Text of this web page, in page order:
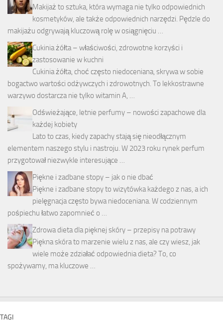
Makijaż to sztuka, która wymaga nie tylko odpowiednich
kosmetyków, ale także odpowiednich narzędzi. Pędzle do
makijażu odgrywają kluczową rolę w osiągnięciu …
Cukinia żółta – właściwości, zdrowotne korzyści i
zastosowanie w kuchni
Cukinia żółta, choć często niedoceniana, skrywa w sobie
bogactwo wartości odżywczych i zdrowotnych. To lekkostrawne
warzywo dostarcza nie tylko witamin A, …
Odświeżające, letnie perfumy – nowości zapachowe dla
każdej kobiety
Lato to czas, kiedy zapachy stają się nieodłącznym
elementem naszego stylu i nastroju. W 2023 roku rynek perfum
przygotował niezwykle interesujące …
Piękne i zadbane stopy – jak o nie dbać
Piękne i zadbane stopy to wizytówka każdego z nas, a ich
pielęgnacja często bywa niedoceniana. W codziennym
pośpiechu łatwo zapomnieć o …
Zdrowa dieta dla pięknej skóry – przepisy na potrawy
Piękna skóra to marzenie wielu z nas, ale czy wiesz, jak
wiele może zdziałać odpowiednia dieta? To, co
spożywamy, ma kluczowe …
TAGI